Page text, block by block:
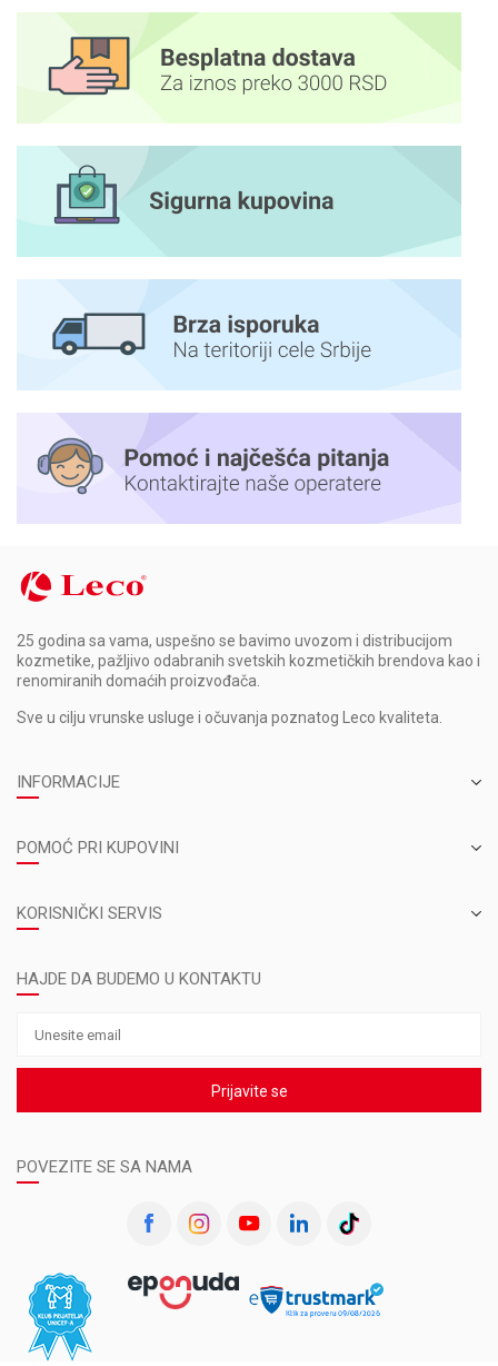
25 godina sa vama, uspešno se bavimo uvozom i distribucijom
kozmetike, pažljivo odabranih svetskih kozmetičkih brendova kao i
renomiranih domaćih proizvođača.
Sve u cilju vrunske usluge i očuvanja poznatog Leco kvaliteta.
INFORMACIJE
POMOĆ PRI KUPOVINI
KORISNIČKI SERVIS
HAJDE DA BUDEMO U KONTAKTU
Prijavite se
POVEZITE SE SA NAMA